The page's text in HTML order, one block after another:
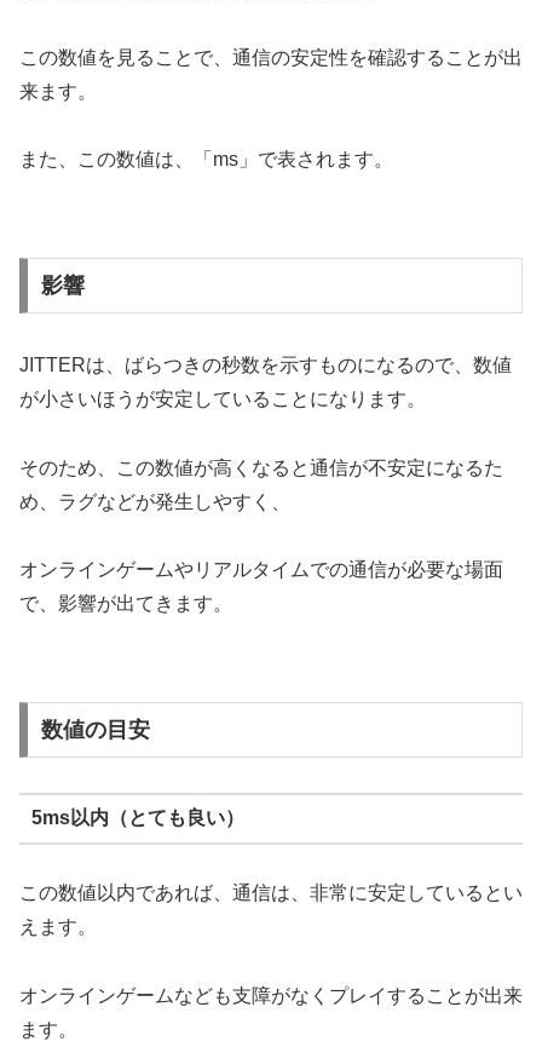
この数値を見ることで、通信の安定性を確認することが出
来ます。
また、この数値は、「ms」で表されます。
影響
JITTERは、ばらつきの秒数を示すものになるので、数値
が小さいほうが安定していることになります。
そのため、この数値が高くなると通信が不安定になるた
め、ラグなどが発生しやすく、
オンラインゲームやリアルタイムでの通信が必要な場面
で、影響が出てきます。
数値の目安
5ms以内（とても良い）
この数値以内であれば、通信は、非常に安定しているとい
えます。
オンラインゲームなども支障がなくプレイすることが出来
ます。